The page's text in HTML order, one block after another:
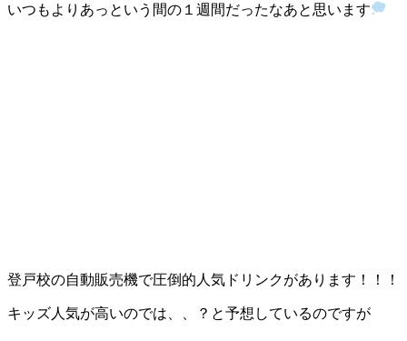
いつもよりあっという間の１週間だったなあと思います
登戸校の自動販売機で圧倒的人気ドリンクがあります！！！
キッズ人気が高いのでは、、？と予想しているのですが